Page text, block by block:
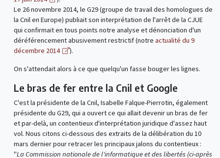
Le 26 novembre 2014, le G29 (groupe de travail des homologues de
la Cnil en Europe) publiait son interprétation de l'arrêt de la CJUE
qui confirmait en tous points notre analyse et dénonciation d'un
déréférencement abusivement restrictif (notre actualité du 9
décembre 2014
).
On s'attendait alors à ce que quelqu'un fasse bouger les lignes.
Le bras de fer entre la Cnil et Google
C'est la présidente de la Cnil, Isabelle Falque-Pierrotin, également
présidente du G29, qui a ouvert ce qui allait devenir un bras de fer
et par-delà, un contentieux d'interprétation juridique d'assez haut
vol. Nous citons ci-dessous des extraits de la délibération du 10
mars dernier pour retracer les principaux jalons du contentieux :
"La Commission nationale de l'informatique et des libertés (ci-après